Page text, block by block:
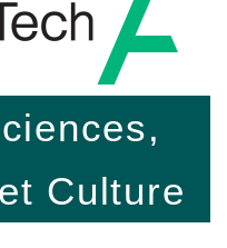
Culture